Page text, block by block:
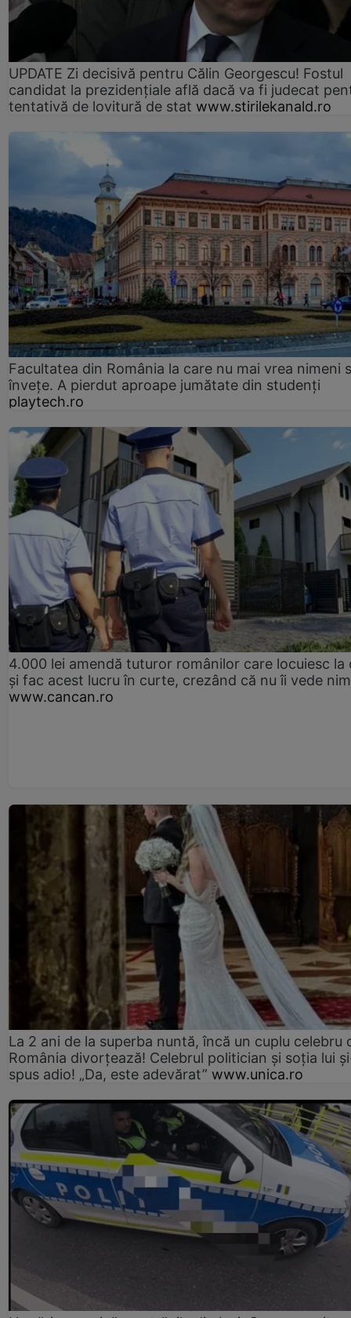
UPDATE Zi decisivă pentru Călin Georgescu! Fostul
candidat la prezidențiale află dacă va fi judecat
tentativă de lovitură de stat www.stirilekanald.ro
Facultatea din România la care nu mai vrea nimeni
înveţe. A pierdut aproape jumătate din studenţi
playtech.ro
4.000 lei amendă tuturor românilor care locuiesc la
și fac acest lucru în curte, crezând că nu îi vede
www.cancan.ro
La 2 ani de la superba nuntă, încă un cuplu celebru
România divorțează! Celebrul politician și soția lui
spus adio! „Da, este adevărat” www.unica.ro